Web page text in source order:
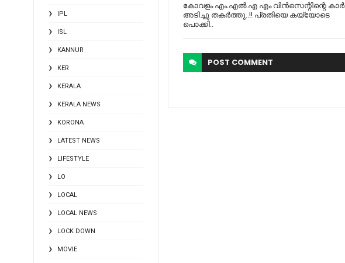
IPL
ISL
KANNUR
KER
KERALA
KERALA NEWS
KORONA
LATEST NEWS
LIFESTYLE
LO
LOCAL
LOCAL NEWS
LOCK DOWN
MOVIE
കോവളം എം.എല്‍.എ എം വിന്‍സെന്റിന്റെ കാര്‍
അടിച്ചു തകര്‍ത്തു..!! പ്രതിയെ കയ്യോടെ
പൊക്കി..
POST COMMENT